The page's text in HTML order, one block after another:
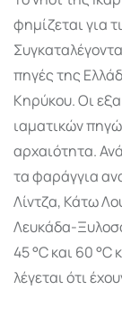
φημίζεται για
πηγές της
Κηρύκου. Οι
ιαματικών
αρχαιότητα.
τα φαράγγια
Λίντζα, Κάτω
Λευκάδα-
45 °C και 60 °C
λέγεται ότι